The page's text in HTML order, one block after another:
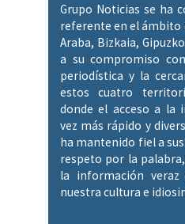
Grupo Noticias se ha
referente en el ámbito
Araba, Bizkaia,
a su compromiso
periodística y la
estos cuatro
donde el acceso a la
vez más rápido y
ha mantenido fiel a
respeto por la
la información
nuestra cultura e